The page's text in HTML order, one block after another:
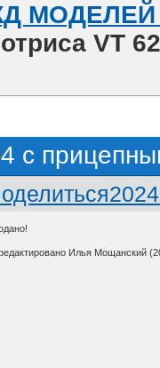
МОДЕЛЕЙ
VT
с
Илья Мощанский